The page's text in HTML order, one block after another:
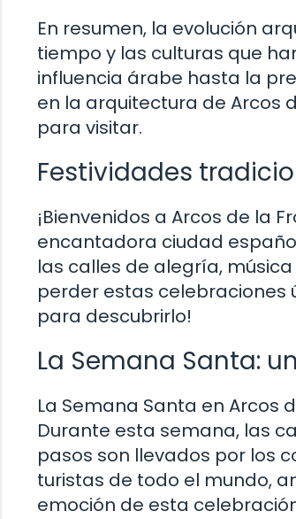
En resumen, la evolución
tiempo y las culturas que
influencia árabe hasta la
en la arquitectura de Arcos
para visitar.
Festividades
¡Bienvenidos a Arcos de la
encantadora ciudad
las calles de alegría,
perder estas celebraciones
para descubrirlo!
La Semana Santa:
La Semana Santa en Arcos
Durante esta semana, las
pasos son llevados por los
turistas de todo el mundo,
emoción de esta